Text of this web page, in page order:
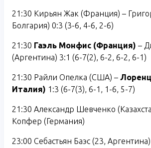
21:30 Кирьян Жак (Франция) –
Болгария) 0:3 (3-6, 4-6, 2-6)
21:30 Гаэль Монфис (Франция) –
(Аргентина) 3:1 (6-7(2), 6-2, 6-2, 6-1)
21:30 Райли Опелка (США) –
Италия) 1:3 (6-7(3), 6-1, 1-6, 5-7)
21:30 Александр Шевченко
Копфер (Германия)
23:00 Себастьян Баэс (23,